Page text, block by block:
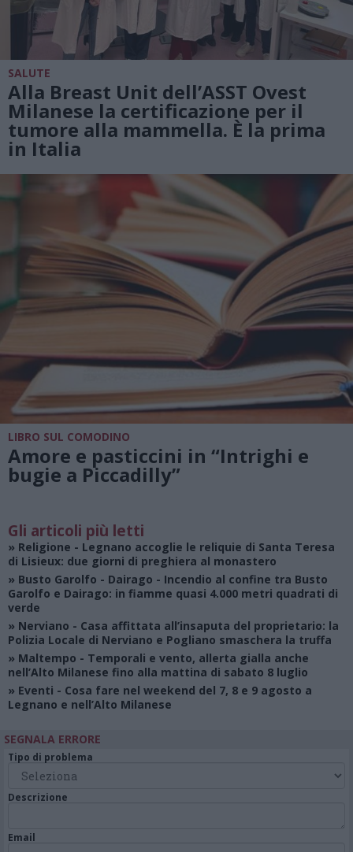
SALUTE
Alla Breast Unit dell’ASST Ovest
Milanese la certificazione per il
tumore alla mammella. È la prima
in Italia
LIBRO SUL COMODINO
Amore e pasticcini in “Intrighi e
bugie a Piccadilly”
Gli articoli più letti
» Religione - Legnano accoglie le reliquie di Santa Teresa
di Lisieux: due giorni di preghiera al monastero
» Busto Garolfo - Dairago - Incendio al confine tra Busto
Garolfo e Dairago: in fiamme quasi 4.000 metri quadrati di
verde
» Nerviano - Casa affittata all’insaputa del proprietario: la
Polizia Locale di Nerviano e Pogliano smaschera la truffa
» Maltempo - Temporali e vento, allerta gialla anche
nell’Alto Milanese fino alla mattina di sabato 8 luglio
» Eventi - Cosa fare nel weekend del 7, 8 e 9 agosto a
Legnano e nell’Alto Milanese
SEGNALA ERRORE
Tipo di problema
Descrizione
Email